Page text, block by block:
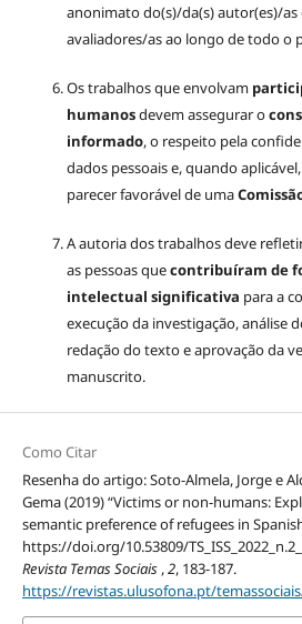
anonimato do(s)/da(s) autor(es)/as
avaliadores/as ao longo de todo o
Os trabalhos que envolvam
humanosdevem assegurar o
informado, o respeito pela
dados pessoais e, quando
parecer favorável de uma
A autoria dos trabalhos deve
as pessoas quecontribuíram de
intelectual significativa para a
execução da investigação, análise
redação do texto e aprovação da
manuscrito.
Como Citar
Resenha do artigo: Soto-Almela, Jorge e
Gema (2019) “Victims or non-humans:
semantic preference of refugees in
https://doi.org/10.53809/
Revista Temas Sociais ,2, 183-187.
https://revistas.ulusofona.pt/